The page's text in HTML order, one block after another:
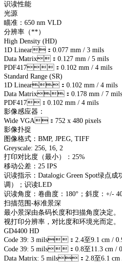
识读性能
光源
瞄准：650 nm VLD
分辨率（**）
High Density (HD)
1D Linear：0.077 mm / 3 mils
Data Matrix：0.127 mm / 5 mils
PDF417：0.102 mm / 4 mils
Standard Range (SR)
1D Linear：0.102 mm / 4 mils
Data Matrix：0.178 mm / 7 mils
PDF417：0.102 mm / 4 mils
影像感应器：
Wide VGA：752 x 480 pixels
影像扑捉
图像格式：BMP, JPEG, TIFF
Greyscale: 256, 16, 2
打印对比度（最小）：25%
移动公差：25 IPS
识读指示：Datalogic Green Spot绿点
调）；识读LED
识读角度：卷曲度：180°；斜度：
扫描范围-标准景深
最小景深由条码长度和扫描角度决定。
视打印分辨率，对比度和环境光而定。
GD4400 HD
Code 39: 3 mils：2.4至9.1 cm /
Code 39: 5 mils：0.8至11.3 cm /
Data Matrix: 5 mils：2.8至6.1 cm